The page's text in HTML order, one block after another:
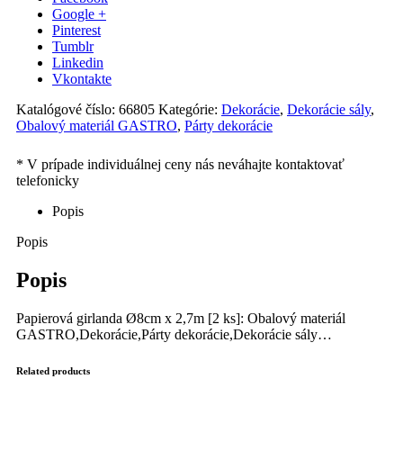
Google +
Pinterest
Tumblr
Linkedin
Vkontakte
Katalógové číslo: 66805 Kategórie: Dekorácie, Dekorácie sály,
Obalový materiál GASTRO, Párty dekorácie
Popis
Popis
Popis
Papierová girlanda Ø8cm x 2,7m [2 ks]: Obalový materiál
GASTRO,Dekorácie,Párty dekorácie,Dekorácie sály…
Related products